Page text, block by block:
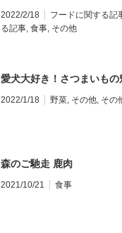
2022/2/18 フードに関する記
る記事 食事 その他
愛犬大好き！さつまいもの
2022/1/18 野菜 その他 その
森のご馳走 鹿肉
2021/10/21 食事